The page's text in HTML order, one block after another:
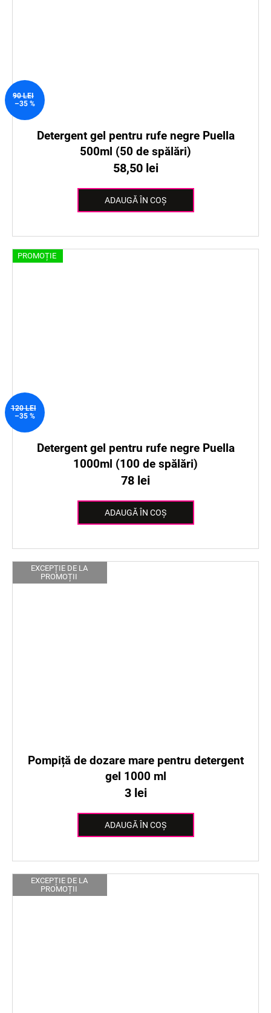
90 LEI
–35 %
Detergent gel pentru rufe negre Puella
500ml (50 de spălări)
58,50 lei
ADAUGĂ ÎN COŞ
PROMOȚIE
120 LEI
–35 %
Detergent gel pentru rufe negre Puella
1000ml (100 de spălări)
78 lei
ADAUGĂ ÎN COŞ
EXCEPȚIE DE LA
PROMOȚII
Pompiță de dozare mare pentru detergent
gel 1000 ml
3 lei
ADAUGĂ ÎN COŞ
EXCEPȚIE DE LA
PROMOȚII